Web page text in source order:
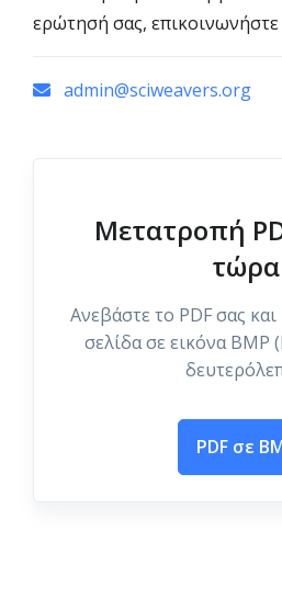
ερώτησή σας, επικοινωνήστε
admin@sciweavers.org
Μετατροπή
τώρα
Ανεβάστε το PDF σας
σελίδα σε εικόνα BMP
PDF σε